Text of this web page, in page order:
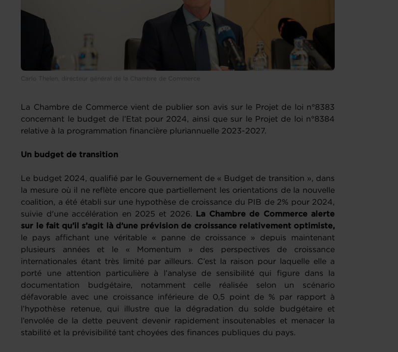
Carlo Thelen, directeur général de la Chambre de Commerce
La Chambre de Commerce vient de publier son avis sur le Projet de loi n°8383
concernant le budget de l’Etat pour 2024, ainsi que sur le Projet de loi n°8384
relative à la programmation financière pluriannuelle 2023-2027.
Un budget de transition
Le budget 2024, qualifié par le Gouvernement de « Budget de transition », dans
la mesure où il ne reflète encore que partiellement les orientations de la nouvelle
coalition, a été établi sur une hypothèse de croissance du PIB de 2% pour 2024,
suivie d'une accélération en 2025 et 2026. La Chambre de Commerce alerte
sur le fait qu’il s’agit là d’une prévision de croissance relativement optimiste,
le pays affichant une véritable « panne de croissance » depuis maintenant
plusieurs années et le « Momentum » des perspectives de croissance
internationales étant très limité par ailleurs. C’est la raison pour laquelle elle a
porté une attention particulière à l’analyse de sensibilité qui figure dans la
documentation budgétaire, notamment celle réalisée selon un scénario
défavorable avec une croissance inférieure de 0,5 point de % par rapport à
l’hypothèse retenue, qui illustre que la dégradation du solde budgétaire et
l’envolée de la dette peuvent devenir rapidement insoutenables et menacer la
stabilité et la prévisibilité tant choyées des finances publiques du pays.